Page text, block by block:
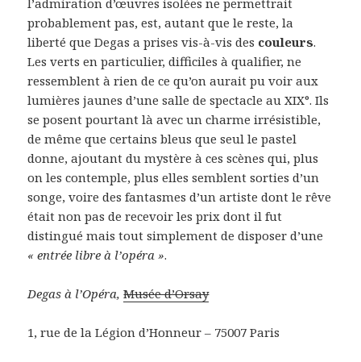
l’admiration d’œuvres isolées ne permettrait
probablement pas, est, autant que le reste, la
liberté que Degas a prises vis-à-vis des couleurs.
Les verts en particulier, difficiles à qualifier, ne
ressemblent à rien de ce qu’on aurait pu voir aux
lumières jaunes d’une salle de spectacle au XIX°. Ils
se posent pourtant là avec un charme irrésistible,
de même que certains bleus que seul le pastel
donne, ajoutant du mystère à ces scènes qui, plus
on les contemple, plus elles semblent sorties d’un
songe, voire des fantasmes d’un artiste dont le rêve
était non pas de recevoir les prix dont il fut
distingué mais tout simplement de disposer d’une
« entrée libre à l’opéra ».
Degas à l’Opéra,Musée d’Orsay
1, rue de la Légion d’Honneur – 75007 Paris